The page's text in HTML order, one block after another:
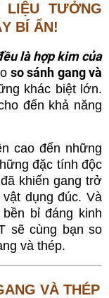
TƯỞNG
BÍ ẨN!
là hợp kim của
so sánh gang và
khác biệt lớn.
đến khả năng
cao đến những
đặc tính độc
khiến gang trở
dụng đúc. Và
bỉ đáng kinh
sẽ cùng bạn so
và thép.
VÀ THÉP